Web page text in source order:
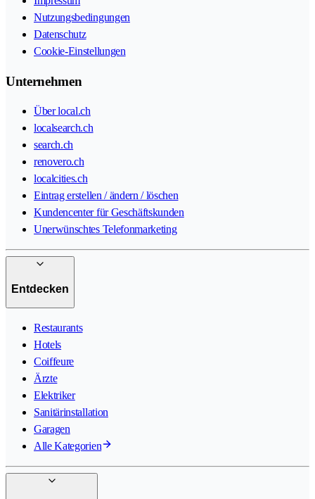
Nutzungsbedingungen
Datenschutz
Cookie-Einstellungen
Unternehmen
Über local.ch
localsearch.ch
search.ch
renovero.ch
localcities.ch
Eintrag erstellen / ändern / löschen
Kundencenter für Geschäftskunden
Unerwünschtes Telefonmarketing
Entdecken
Restaurants
Hotels
Coiffeure
Ärzte
Elektriker
Sanitärinstallation
Garagen
Alle Kategorien